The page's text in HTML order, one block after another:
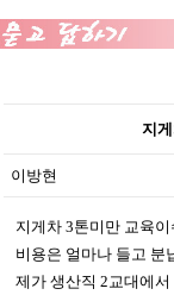
지
이방현
지게차 3톤미만 교육
비용은 얼마나 들고 분
제가 생산직 2교대에